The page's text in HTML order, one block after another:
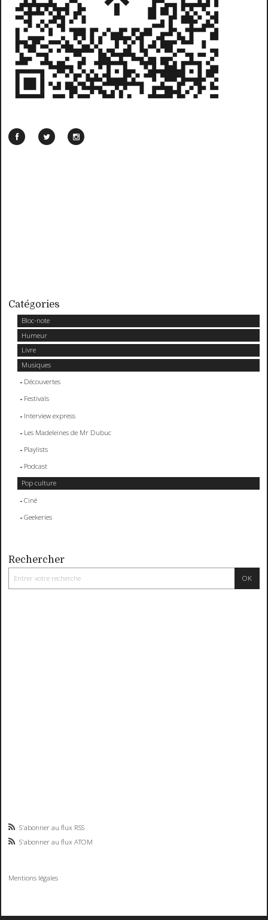
Catégories
Bloc-note
Humeur
Livre
Musiques
Découvertes
Festivals
Interview express
Les Madeleines de Mr Dubuc
Playlists
Podcast
Pop culture
Ciné
Geekeries
Rechercher
S'abonner au flux RSS
S'abonner au flux ATOM
Mentions légales